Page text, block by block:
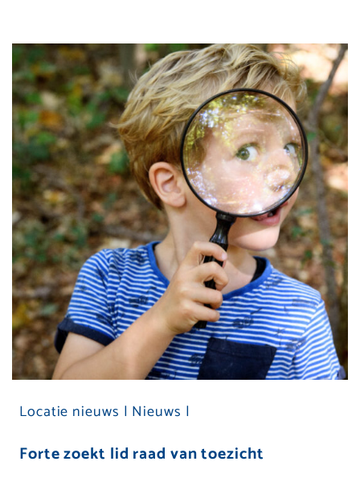
Locatie nieuws | Nieuws |
Forte zoekt lid raad van toezicht